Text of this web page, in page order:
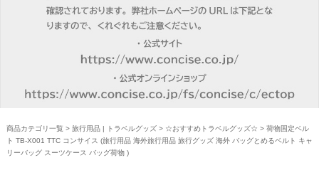
商品カテゴリ一覧 > 旅行用品 | トラベルグッズ> ☆おすすめトラベルグッズ☆ > 荷物固定ベル
ト TB-X001 TTC コンサイス (旅行用品 海外旅行用品 旅行グッズ 海外 バッグとめるベルト キャ
リーバッグ スーツケース バッグ荷物 )